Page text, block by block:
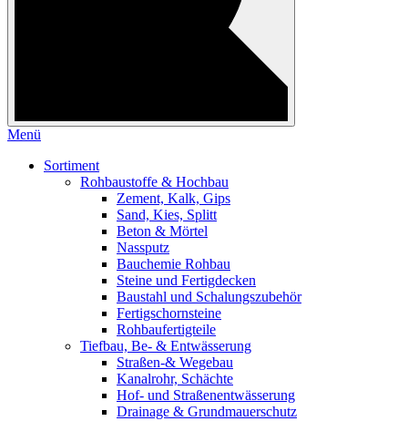
Menü
Sortiment
Rohbaustoffe & Hochbau
Zement, Kalk, Gips
Sand, Kies, Splitt
Beton & Mörtel
Nassputz
Bauchemie Rohbau
Steine und Fertigdecken
Baustahl und Schalungszubehör
Fertigschornsteine
Rohbaufertigteile
Tiefbau, Be- & Entwässerung
Straßen-& Wegebau
Kanalrohr, Schächte
Hof- und Straßenentwässerung
Drainage & Grundmauerschutz